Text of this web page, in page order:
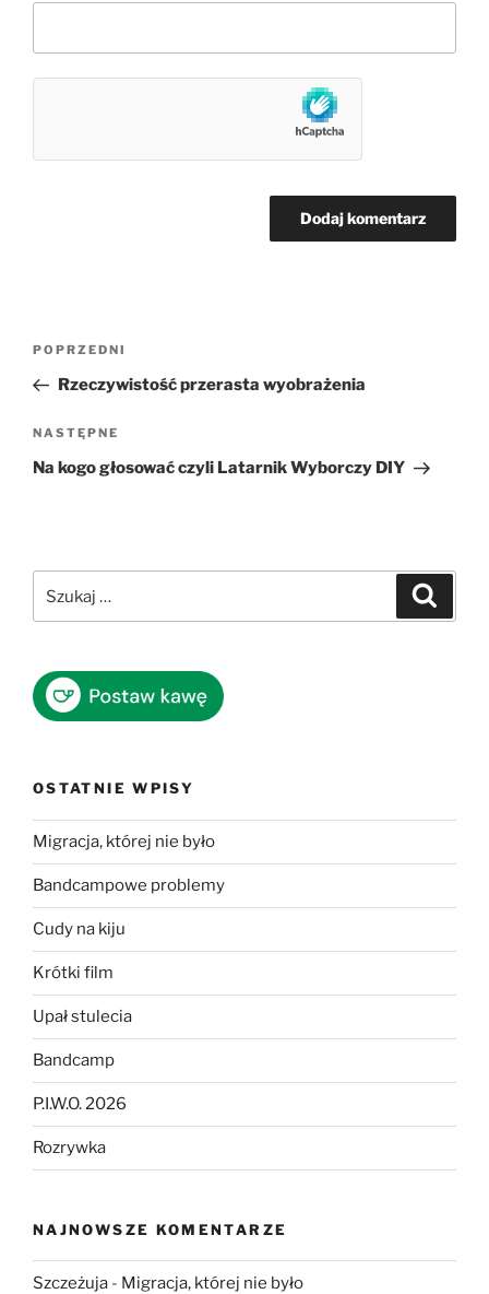
Nawigacja
Poprzedni
wpis
POPRZEDNI
Rzeczywistość przerasta wyobrażenia
Następny
wpis
NASTĘPNE
Na kogo głosować czyli Latarnik Wyborczy DIY
OSTATNIE WPISY
Migracja, której nie było
Bandcampowe problemy
Cudy na kiju
Krótki film
Upał stulecia
Bandcamp
P.I.W.O. 2026
Rozrywka
NAJNOWSZE KOMENTARZE
Szczeżuja - Migracja, której nie było